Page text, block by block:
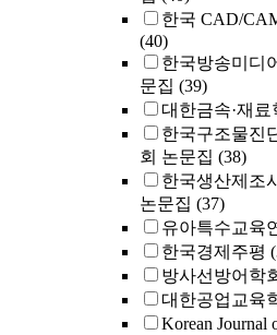
한국 CAD/
(40)
한국방송미디
문집 (39)
대한금속·재료
한국구조물진
회 논문집 (38)
한국생산제조
논문집 (37)
유아특수교육
한국경제주평
방사선방어학
대한공업교육
Korean Journal